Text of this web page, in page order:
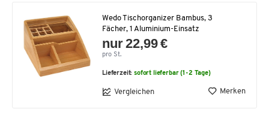
Wedo Tischorganizer Bambus, 3
Fächer, 1 Aluminium-Einsatz
nur 22,99 €
pro St.
Lieferzeit:sofort lieferbar (1-2 Tage)
Vergleichen Merken